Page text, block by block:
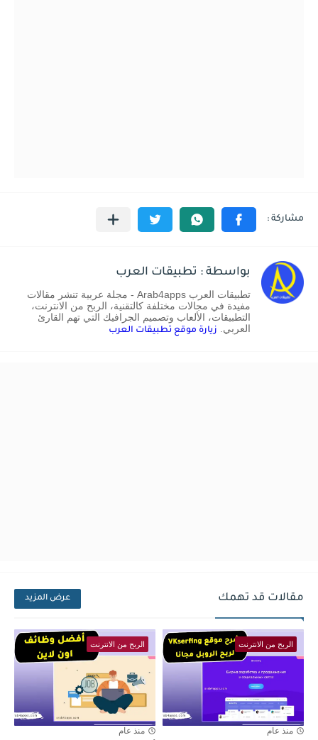
بواسطة : تطبيقات العرب
تطبيقات العرب Arab4apps - مجلة عربية تنشر مقالات
مفيدة في مجالات مختلفة كالتقنية، الربح من الانترنت،
التطبيقات، الألعاب وتصميم الجرافيك التي تهم القارئ
العربي.
زيارة موقع تطبيقات العرب
مقالات قد تهمك عرض المزيد
الربح من الانترنت
منذ عام
الربح من الانترنت
منذ عام